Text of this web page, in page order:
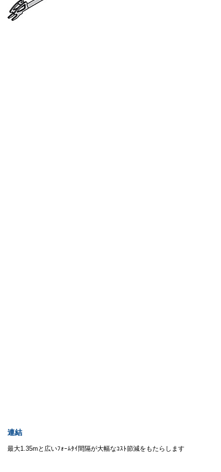
連結
最大1.35mと広いﾌｫｰﾑﾀｲ間隔が大幅なｺｽﾄ節減をもたらします